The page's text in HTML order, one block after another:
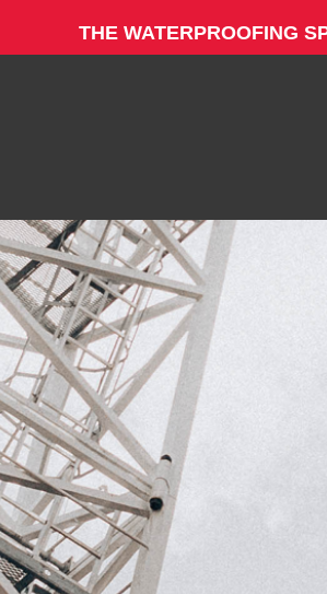
THE WATERPROOFING